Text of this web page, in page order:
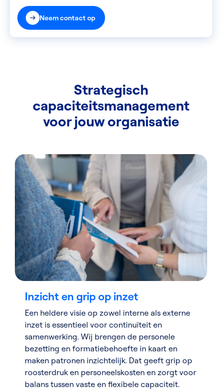
Neem contact op
Strategisch
capaciteitsmanagement
voor jouw organisatie
Inzicht en grip op inzet
Een heldere visie op zowel interne als externe
inzet is essentieel voor continuïteit en
samenwerking. Wij brengen de personele
bezetting en formatiebehoefte in kaart en
maken patronen inzichtelijk. Dat geeft grip op
roosterdruk en personeelskosten en zorgt voor
balans tussen vaste en flexibele capaciteit.